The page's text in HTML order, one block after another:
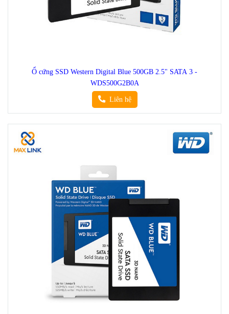
Ổ cứng SSD Western Digital Blue 500GB 2.5" SATA 3 -
WDS500G2B0A
Liên hệ